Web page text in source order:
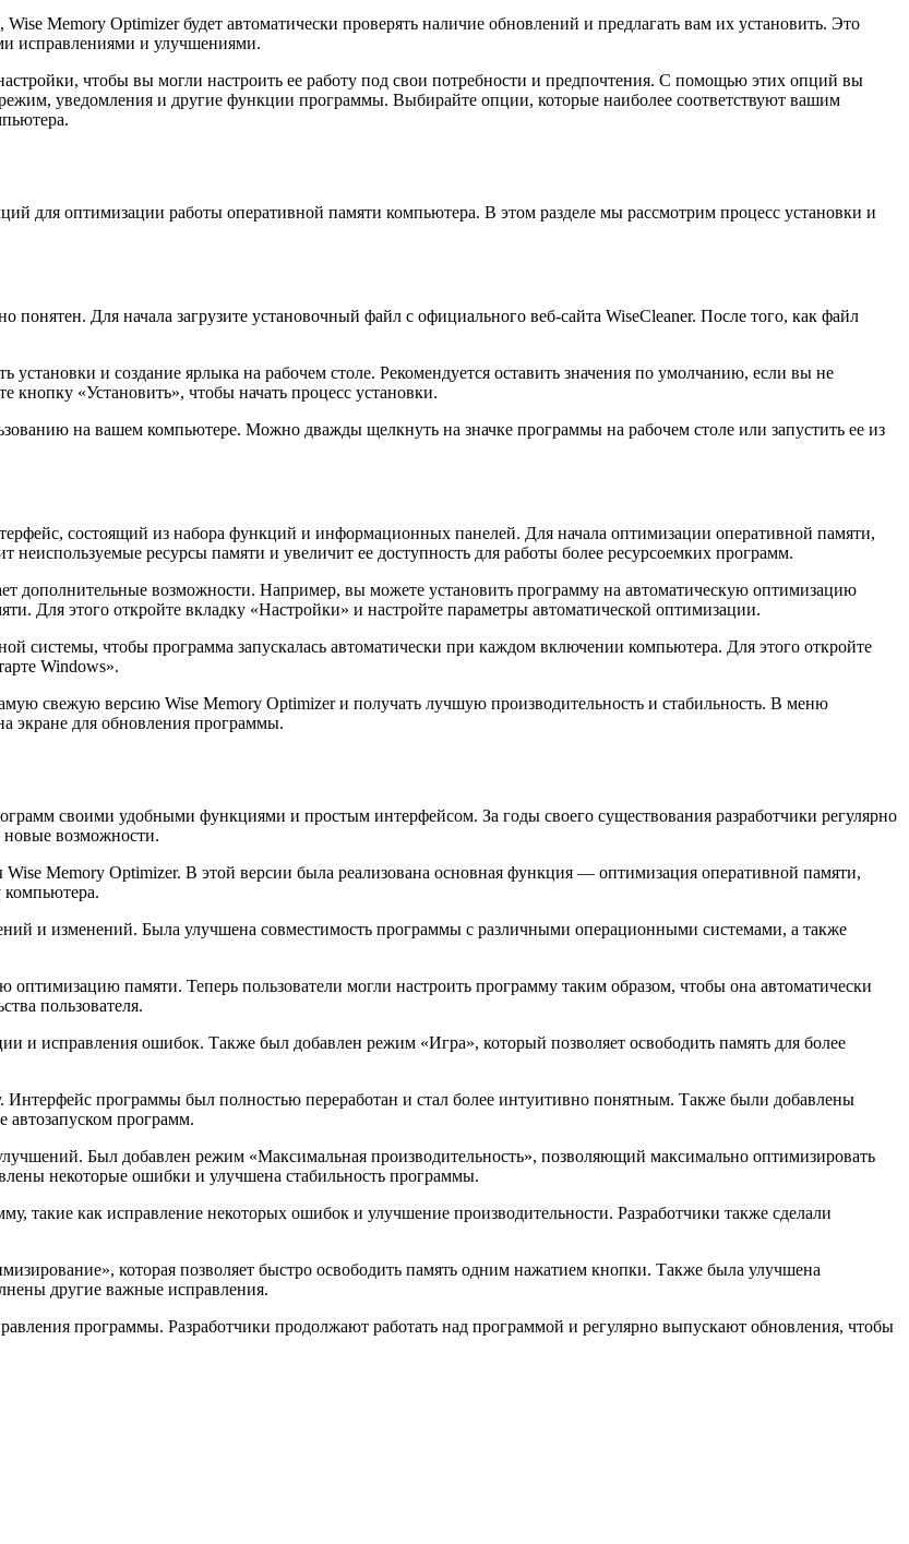
Memory Optimizer будет автоматически проверять наличие обновлений и предлагать вам их установить. Это
исправлениями и улучшениями.
чтобы вы могли настроить ее работу под свои потребности и предпочтения. С помощью этих опций вы
уведомления и другие функции программы. Выбирайте опции, которые наиболее соответствуют вашим
для оптимизации работы оперативной памяти компьютера. В этом разделе мы рассмотрим процесс установки и
Для начала загрузите установочный файл с официального веб-сайта WiseCleaner. После того, как файл
и создание ярлыка на рабочем столе. Рекомендуется оставить значения по умолчанию, если вы не
«Установить», чтобы начать процесс установки.
на вашем компьютере. Можно дважды щелкнуть на значке программы на рабочем столе или запустить ее из
состоящий из набора функций и информационных панелей. Для начала оптимизации оперативной памяти,
ресурсы памяти и увеличит ее доступность для работы более ресурсоемких программ.
дополнительные возможности. Например, вы можете установить программу на автоматическую оптимизацию
Для этого откройте вкладку «Настройки» и настройте параметры автоматической оптимизации.
системы, чтобы программа запускалась автоматически при каждом включении компьютера. Для этого откройте
Windows».
свежую версию Wise Memory Optimizer и получать лучшую производительность и стабильность. В меню
экране для обновления программы.
своими удобными функциями и простым интерфейсом. За годы своего существования разработчики регулярно
возможности.
Memory Optimizer. В этой версии была реализована основная функция — оптимизация оперативной памяти,
компьютера.
и изменений. Была улучшена совместимость программы с различными операционными системами, а также
памяти. Теперь пользователи могли настроить программу таким образом, чтобы она автоматически
пользователя.
и исправления ошибок. Также был добавлен режим «Игра», который позволяет освободить память для более
Интерфейс программы был полностью переработан и стал более интуитивно понятным. Также были добавлены
автозапуском программ.
Был добавлен режим «Максимальная производительность», позволяющий максимально оптимизировать
некоторые ошибки и улучшена стабильность программы.
такие как исправление некоторых ошибок и улучшение производительности. Разработчики также сделали
которая позволяет быстро освободить память одним нажатием кнопки. Также была улучшена
другие важные исправления.
программы. Разработчики продолжают работать над программой и регулярно выпускают обновления, чтобы